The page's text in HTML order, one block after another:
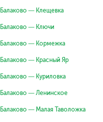
Балаково — Клещевка
Балаково — Ключи
Балаково — Кормежка
Балаково — Красный Яр
Балаково — Куриловка
Балаково — Ленинское
Балаково — Малая Таволожка